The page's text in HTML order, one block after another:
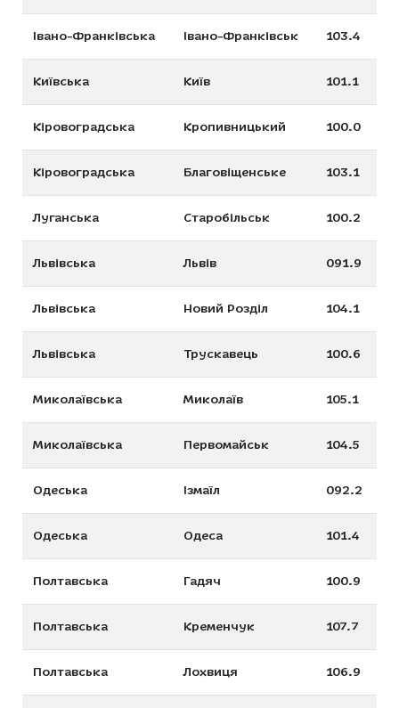
Івано-Франківська Івано-Франківськ 103.4
Київська Київ 101.1
Кіровоградська Кропивницький 100.0
Кіровоградська Благовіщенське 103.1
Луганська Старобільськ 100.2
Львівська Львів 091.9
Львівська Новий Розділ 104.1
Львівська Трускавець 100.6
Миколаївська Миколаїв 105.1
Миколаївська Первомайськ 104.5
Одеська Ізмаїл 092.2
Одеська Одеса 101.4
Полтавська Гадяч 100.9
Полтавська Кременчук 107.7
Полтавська Лохвиця 106.9